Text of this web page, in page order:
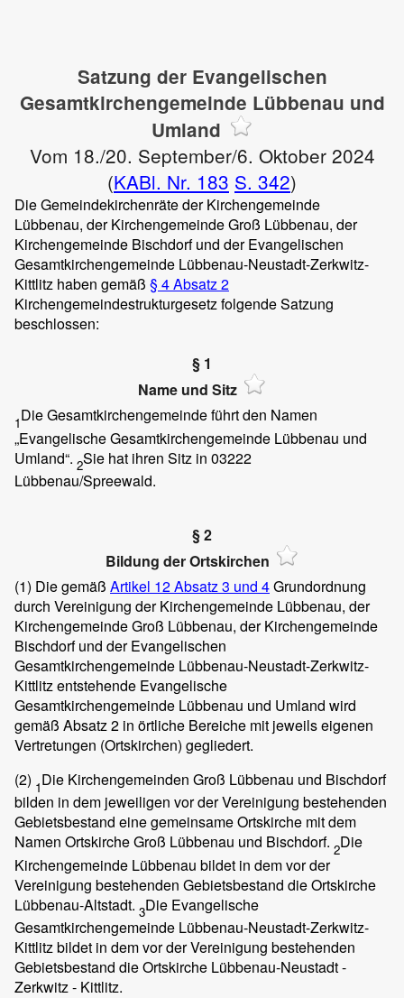
Satzung der Evangelischen
Gesamtkirchengemeinde Lübbenau und
Umland
Vom 18./20. September/6. Oktober 2024
(KABl. Nr. 183 S. 342)
Die Gemeindekirchenräte der Kirchengemeinde
Lübbenau, der Kirchengemeinde Groß Lübbenau, der
Kirchengemeinde Bischdorf und der Evangelischen
Gesamtkirchengemeinde Lübbenau-Neustadt-Zerkwitz-
Kittlitz haben gemäß § 4 Absatz 2
Kirchengemeindestrukturgesetz folgende Satzung
beschlossen:
§ 1
Name und Sitz
1Die Gesamtkirchengemeinde führt den Namen
„Evangelische Gesamtkirchengemeinde Lübbenau und
Umland“. 2Sie hat ihren Sitz in 03222
Lübbenau/Spreewald.
§ 2
Bildung der Ortskirchen
(1) Die gemäß Artikel 12 Absatz 3 und 4Grundordnung
durch Vereinigung der Kirchengemeinde Lübbenau, der
Kirchengemeinde Groß Lübbenau, der Kirchengemeinde
Bischdorf und der Evangelischen
Gesamtkirchengemeinde Lübbenau-Neustadt-Zerkwitz-
Kittlitz entstehende Evangelische
Gesamtkirchengemeinde Lübbenau und Umland wird
gemäß Absatz 2 in örtliche Bereiche mit jeweils eigenen
Vertretungen (Ortskirchen) gegliedert.
(2) 1Die Kirchengemeinden Groß Lübbenau und Bischdorf
bilden in dem jeweiligen vor der Vereinigung bestehenden
Gebietsbestand eine gemeinsame Ortskirche mit dem
Namen Ortskirche Groß Lübbenau und Bischdorf. 2Die
Kirchengemeinde Lübbenau bildet in dem vor der
Vereinigung bestehenden Gebietsbestand die Ortskirche
Lübbenau-Altstadt. 3Die Evangelische
Gesamtkirchengemeinde Lübbenau-Neustadt-Zerkwitz-
Kittlitz bildet in dem vor der Vereinigung bestehenden
Gebietsbestand die Ortskirche Lübbenau-Neustadt -
Zerkwitz - Kittlitz.